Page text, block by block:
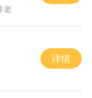
老
详情